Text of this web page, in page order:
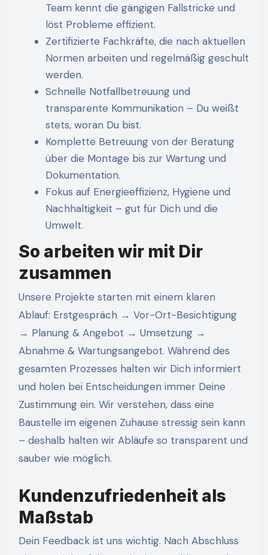
Team kennt die gängigen Fallstricke und
löst Probleme effizient.
Zertifizierte Fachkräfte, die nach aktuellen
Normen arbeiten und regelmäßig geschult
werden.
Schnelle Notfallbetreuung und
transparente Kommunikation – Du weißt
stets, woran Du bist.
Komplette Betreuung von der Beratung
über die Montage bis zur Wartung und
Dokumentation.
Fokus auf Energieeffizienz, Hygiene und
Nachhaltigkeit – gut für Dich und die
Umwelt.
So arbeiten wir mit Dir
zusammen
Unsere Projekte starten mit einem klaren
Ablauf: Erstgespräch → Vor-Ort-Besichtigung
→ Planung & Angebot → Umsetzung →
Abnahme & Wartungsangebot. Während des
gesamten Prozesses halten wir Dich informiert
und holen bei Entscheidungen immer Deine
Zustimmung ein. Wir verstehen, dass eine
Baustelle im eigenen Zuhause stressig sein kann
– deshalb halten wir Abläufe so transparent und
sauber wie möglich.
Kundenzufriedenheit als
Maßstab
Dein Feedback ist uns wichtig. Nach Abschluss